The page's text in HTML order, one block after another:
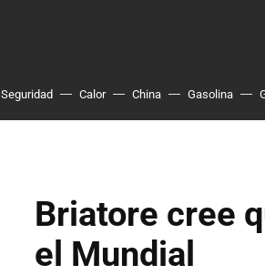
Seguridad Calor China Gasolina
Briatore cree
el Mundial